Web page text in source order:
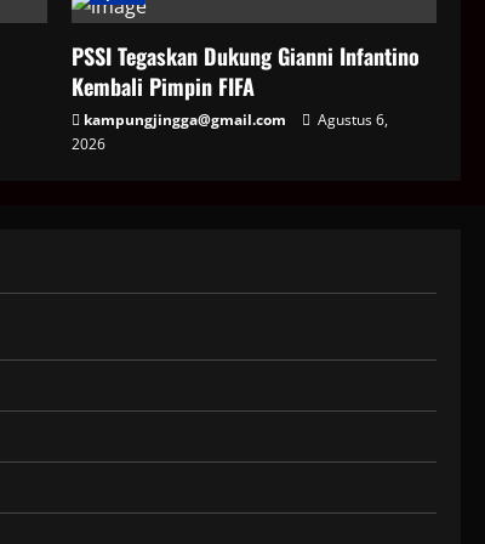
PSSI Tegaskan Dukung Gianni Infantino
Kembali Pimpin FIFA
kampungjingga@gmail.com
Agustus 6,
2026